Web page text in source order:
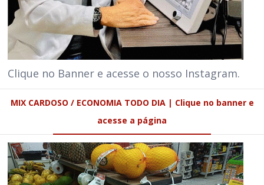
Clique no Banner e acesse o nosso Instagram.
MIX CARDOSO / ECONOMIA TODO DIA | Clique no banner e
acesse a página